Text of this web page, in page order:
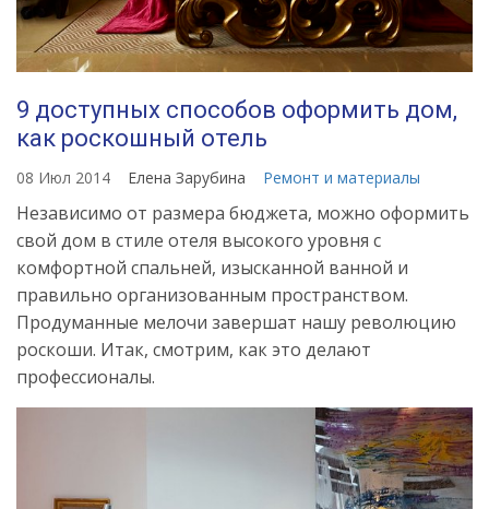
9 доступных способов оформить дом,
как роскошный отель
08 Июл 2014 Елена Зарубина Ремонт и материалы
Независимо от размера бюджета, можно оформить
свой дом в стиле отеля высокого уровня с
комфортной спальней, изысканной ванной и
правильно организованным пространством.
Продуманные мелочи завершат нашу революцию
роскоши. Итак, смотрим, как это делают
профессионалы.